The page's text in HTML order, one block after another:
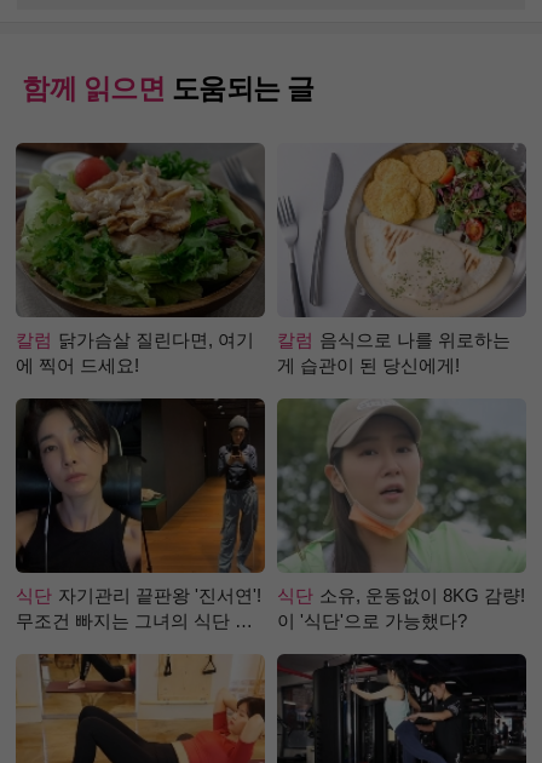
함께 읽으면 도움되는 글
칼럼 닭가슴살 질린다면, 여기
에 찍어 드세요!
칼럼 음식으로 나를 위로하는
게 습관이 된 당신에게!
식단 자기관리 끝판왕 '진서연'!
무조건 빠지는 그녀의 식단 정
식단 소유, 운동없이 8KG 감량!
이 '식단'으로 가능했다?